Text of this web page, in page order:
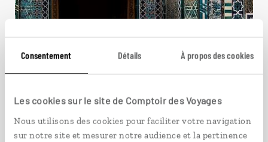
Consentement Détails À propos des cookies
Les cookies sur le site de Comptoir des Voyages
Nous utilisons des cookies pour faciliter votre navigation
sur notre site et mesurer notre audience et la pertinence
Cimes et citadelles d’Asie
centrale